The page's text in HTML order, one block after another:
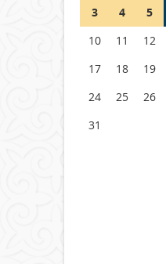
енгізілді
04 тамыз
РУСЛАН
ӘКІМІНІҢ
3
4 5
10
11 12
17
18 19
24
25 26
31